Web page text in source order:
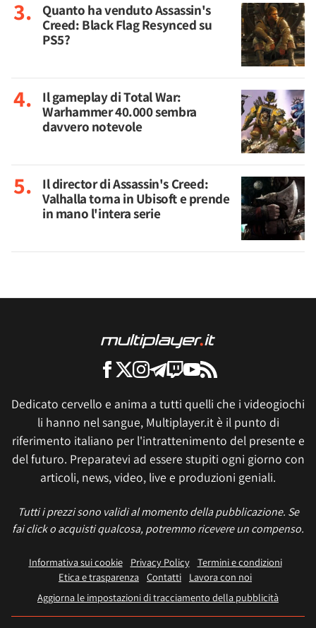
Quanto ha venduto Assassin's
Creed: Black Flag Resynced su
PS5?
Il gameplay di Total War:
Warhammer 40.000 sembra
davvero notevole
Il director di Assassin's Creed:
Valhalla torna in Ubisoft e prende
in mano l'intera serie
Dedicato cervello e anima a tutti quelli che i videogiochi
li hanno nel sangue, Multiplayer.it è il punto di
riferimento italiano per l'intrattenimento del presente e
del futuro. Preparatevi ad essere stupiti ogni giorno con
articoli, news, video, live e produzioni geniali.
Tutti i prezzi sono validi al momento della pubblicazione. Se
fai click o acquisti qualcosa, potremmo ricevere un compenso.
Informativa sui cookie Privacy Policy
Termini e condizioni
Etica e trasparenza Contatti
Lavora con noi
Aggiorna le impostazioni di tracciamento della pubblicità